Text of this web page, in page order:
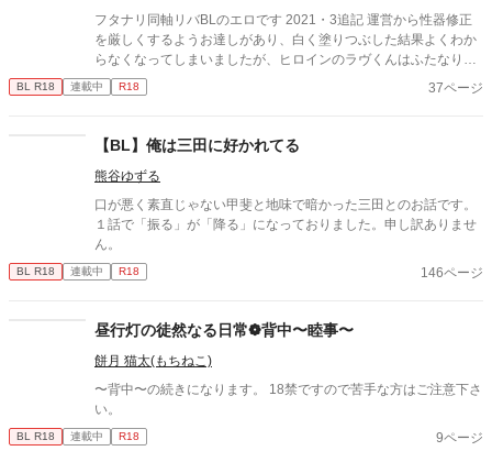
フタナリ同軸リバBLのエロです 2021・3追記 運営から性器修正
を厳しくするようお達しがあり、白く塗りつぶした結果よくわか
らなくなってしまいましたが、ヒロインのラヴくんはふたなり
（両性具有）です 実は今続きのネームを切ってます 全てのフラグ
が回収される予定 6月コミティア136発行を目指してます
BL R18 連載中 R18 37ページ
【BL】俺は三田に好かれてる
熊谷ゆずる
口が悪く素直じゃない甲斐と地味で暗かった三田とのお話です。
１話で「振る」が「降る」になっておりました。申し訳ありませ
ん。
BL R18 連載中 R18 146ページ
昼行灯の徒然なる日常❁背中〜睦事〜
餅月 猫太(もちねこ)
〜背中〜の続きになります。 18禁ですので苦手な方はご注意下さ
い。
BL R18 連載中 R18 9ページ